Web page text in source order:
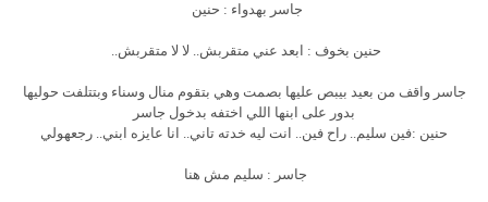
جاسر بهدواء : حنين
حنين بخوف : ابعد عني متقربش.. لا لا متقربش..
جاسر واقف من بعيد بيبص عليها بصمت وهي بتقوم منال وسناء وبتتلفت حوليها
بدور على ابنها اللي اختفه بدخول جاسر
حنين :فين سليم.. راح فين.. انت ليه خدته تاني.. انا عايزه ابني.. رجعهولي
جاسر : سليم مش هنا